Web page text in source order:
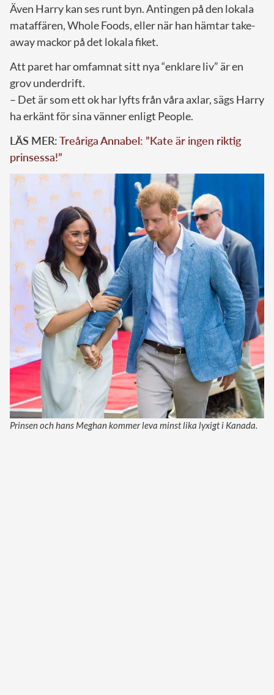
Även Harry kan ses runt byn. Antingen på den lokala
mataffären, Whole Foods, eller när han hämtar take-
away mackor på det lokala fiket.
Att paret har omfamnat sitt nya “enklare liv” är en
grov underdrift.
– Det är som ett ok har lyfts från våra axlar, sägs Harry
ha erkänt för sina vänner enligt People.
LÄS MER:Treåriga Annabel: ”Kate är ingen riktig
prinsessa!”
Prinsen och hans Meghan kommer leva minst lika lyxigt i Kanada.